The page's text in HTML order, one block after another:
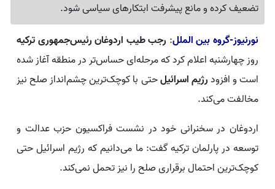
تضعیف کرده و مانع پیشرفت ابتکارهای سیاسی شود.
نورنیوز-گروه بین الملل: رجب طیب اردوغان رئیس‌جمهوری ترکیه
روز چهارشنبه اعلام کرد که مرحله‌ای حساس‌تر در منطقه آغاز شده
است و افزودرژیم اسرائیلحتی با کوچک‌ترین چشم‌انداز صلح نیز
مخالفت می‌کند.
اردوغان در سخنرانی خود در نشست فراکسیون حزب عدالت و
توسعه در پارلمان ترکیه گفت: ما می‌دانیم که رژیم اسرائیل حتی
کوچک‌ترین احتمال برقراری صلح را نیز تحمل نمی‌کند.